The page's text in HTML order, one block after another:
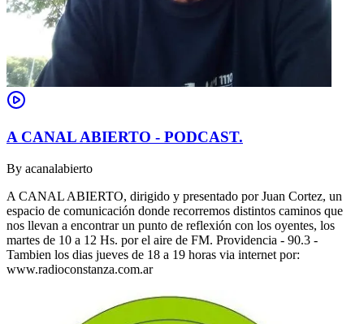
A CANAL ABIERTO - PODCAST.
By acanalabierto
A CANAL ABIERTO, dirigido y presentado por Juan Cortez, un
espacio de comunicación donde recorremos distintos caminos que
nos llevan a encontrar un punto de reflexión con los oyentes, los
martes de 10 a 12 Hs. por el aire de FM. Providencia - 90.3 -
Tambien los dias jueves de 18 a 19 horas via internet por:
www.radioconstanza.com.ar